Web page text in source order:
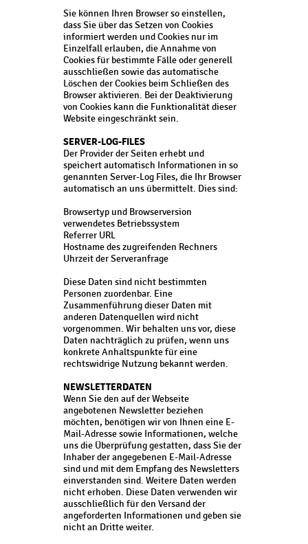
Sie können Ihren Browser so einstellen,
dass Sie über das Setzen von Cookies
informiert werden und Cookies nur im
Einzelfall erlauben, die Annahme von
Cookies für bestimmte Fälle oder generell
ausschließen sowie das automatische
Löschen der Cookies beim Schließen des
Browser aktivieren. Bei der Deaktivierung
von Cookies kann die Funktionalität dieser
Website eingeschränkt sein.
SERVER-LOG-FILES
Der Provider der Seiten erhebt und
speichert automatisch Informationen in so
genannten Server-Log Files, die Ihr Browser
automatisch an uns übermittelt. Dies sind:
Browsertyp und Browserversion
verwendetes Betriebssystem
Referrer URL
Hostname des zugreifenden Rechners
Uhrzeit der Serveranfrage
Diese Daten sind nicht bestimmten
Personen zuordenbar. Eine
Zusammenführung dieser Daten mit
anderen Datenquellen wird nicht
vorgenommen. Wir behalten uns vor, diese
Daten nachträglich zu prüfen, wenn uns
konkrete Anhaltspunkte für eine
rechtswidrige Nutzung bekannt werden.
NEWSLETTERDATEN
Wenn Sie den auf der Webseite
angebotenen Newsletter beziehen
möchten, benötigen wir von Ihnen eine E-
Mail-Adresse sowie Informationen, welche
uns die Überprüfung gestatten, dass Sie der
Inhaber der angegebenen E-Mail-Adresse
sind und mit dem Empfang des Newsletters
einverstanden sind. Weitere Daten werden
nicht erhoben. Diese Daten verwenden wir
ausschließlich für den Versand der
angeforderten Informationen und geben sie
nicht an Dritte weiter.